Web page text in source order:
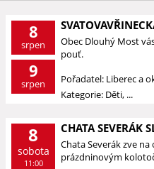
8
srpen
9
srpen
Obec Dlouhý Most
pouť.
Pořadatel: Liberec a
Kategorie: Děti, ...
8
sobota
11:00
CHATA SEVERÁK
Chata Severák zve
prázdninovým